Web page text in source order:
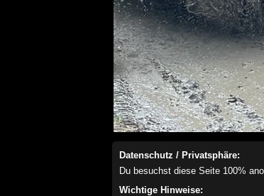
Datenschutz / Privatsphäre:
Du besuchst diese Seite 100%
Wichtige Hinweise: